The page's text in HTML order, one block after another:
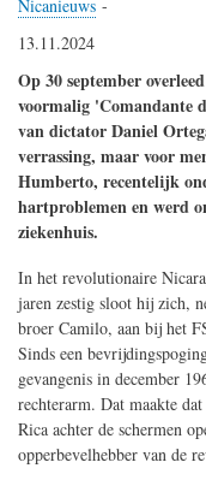
Nicanieuws -
13.11.2024
Op 30 september
voormalig 'Comandante
van dictator Daniel
verrassing, maar voor
Humberto, recentelijk
hartproblemen en werd
ziekenhuis.
In het revolutionaire
jaren zestig sloot hij zich,
broer Camilo, aan bij het
Sinds een
gevangenis in december
rechterarm. Dat maakte
Rica achter de schermen
opperbevelhebber van de